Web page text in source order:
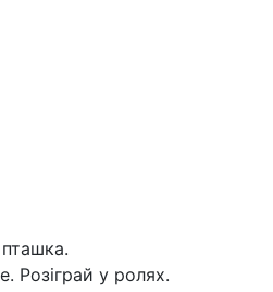
Розіграй у ролях.